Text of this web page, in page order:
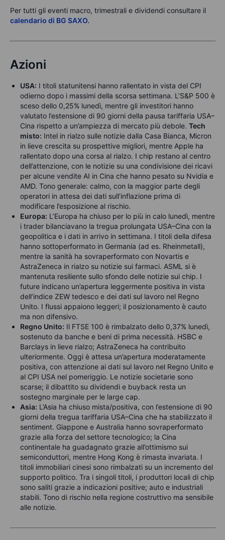
Per tutti gli eventi macro, trimestrali e dividendi consultare il
calendario di BG SAXO.
Azioni
USA: I titoli statunitensi hanno rallentato in vista del CPI
odierno dopo i massimi della scorsa settimana. L’S&P 500 è
sceso dello 0,25% lunedì, mentre gli investitori hanno
valutato l’estensione di 90 giorni della pausa tariffaria USA–
Cina rispetto a un’ampiezza di mercato più debole. Tech
misto: Intel in rialzo sulle notizie dalla Casa Bianca, Micron
in lieve crescita su prospettive migliori, mentre Apple ha
rallentato dopo una corsa al rialzo. I chip restano al centro
dell’attenzione, con le notizie su una condivisione dei ricavi
per alcune vendite AI in Cina che hanno pesato su Nvidia e
AMD. Tono generale: calmo, con la maggior parte degli
operatori in attesa dei dati sull’inflazione prima di
modificare l’esposizione al rischio.
Europa: L’Europa ha chiuso per lo più in calo lunedì, mentre
i trader bilanciavano la tregua prolungata USA–Cina con la
geopolitica e i dati in arrivo in settimana. I titoli della difesa
hanno sottoperformato in Germania (ad es. Rheinmetall),
mentre la sanità ha sovraperformato con Novartis e
AstraZeneca in rialzo su notizie sui farmaci. ASML si è
mantenuta resiliente sullo sfondo delle notizie sui chip. I
future indicano un’apertura leggermente positiva in vista
dell’indice ZEW tedesco e dei dati sul lavoro nel Regno
Unito. I flussi appaiono leggeri; il posizionamento è cauto
ma non difensivo.
Regno Unito: Il FTSE 100 è rimbalzato dello 0,37% lunedì,
sostenuto da banche e beni di prima necessità. HSBC e
Barclays in lieve rialzo; AstraZeneca ha contribuito
ulteriormente. Oggi è attesa un’apertura moderatamente
positiva, con attenzione ai dati sul lavoro nel Regno Unito e
al CPI USA nel pomeriggio. Le notizie societarie sono
scarse; il dibattito su dividendi e buyback resta un
sostegno marginale per le large cap.
Asia: L’Asia ha chiuso mista/positiva, con l’estensione di 90
giorni della tregua tariffaria USA–Cina che ha stabilizzato il
sentiment. Giappone e Australia hanno sovraperformato
grazie alla forza del settore tecnologico; la Cina
continentale ha guadagnato grazie all’ottimismo sui
semiconduttori, mentre Hong Kong è rimasta invariata. I
titoli immobiliari cinesi sono rimbalzati su un incremento del
supporto politico. Tra i singoli titoli, i produttori locali di chip
sono saliti grazie a indicazioni positive; auto e industriali
stabili. Tono di rischio nella regione costruttivo ma sensibile
alle notizie.